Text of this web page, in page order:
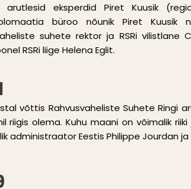
arutlesid eksperdid Piret Kuusik
büroo nõunik Piret Kuusik
suhete rektor ja RSRi vilistlane
RSRi liige Helena Eglit.
võttis Rahvusvaheliste Suhete Ringi
riigis olema. Kuhu maani on võimalik
administraator Eestis Philippe Jourdan